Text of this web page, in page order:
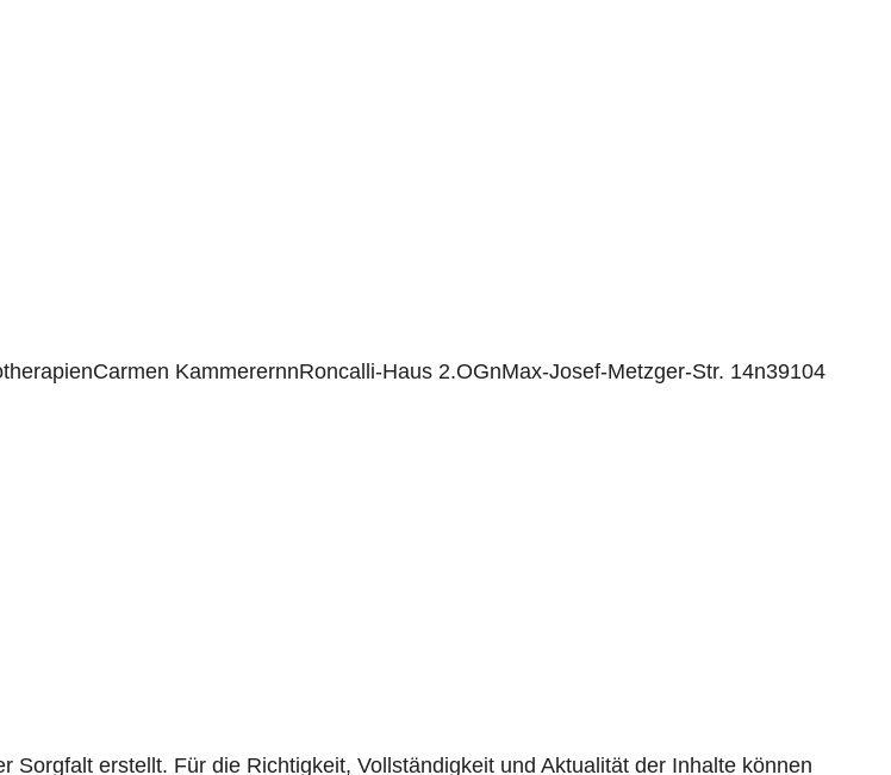
KammerernnRoncalli-Haus 2.OGnMax-Josef-Metzger-Str. 14n39104
Sorgfalt erstellt. Für die Richtigkeit, Vollständigkeit und Aktualität der Inhalte können